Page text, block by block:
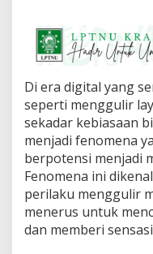
a
S
o
l
l
T
a
n
p
a
H
e
Di era digital yang
seperti menggulir
sekadar kebiasaan
menjadi fenomena
berpotensi menjadi
Fenomena ini
perilaku menggulir
menerus untuk
dan memberi